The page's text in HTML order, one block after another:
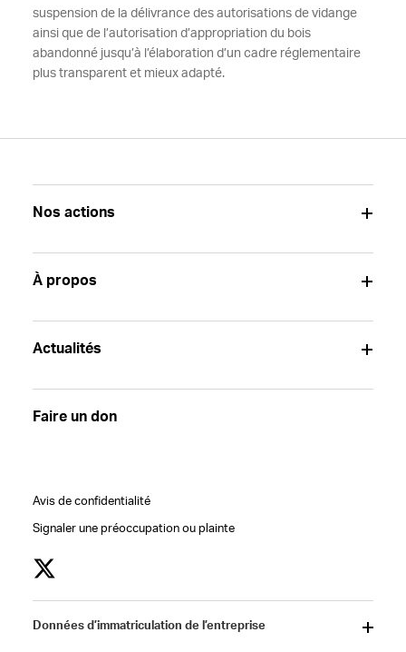
suspension de la délivrance des autorisations de vidange
ainsi que de l’autorisation d’appropriation du bois
abandonné jusqu’à l’élaboration d’un cadre réglementaire
plus transparent et mieux adapté.
Nos actions
À propos
Actualités
Faire un don
Avis de confidentialité
Signaler une préoccupation ou plainte
Données d’immatriculation de l’entreprise